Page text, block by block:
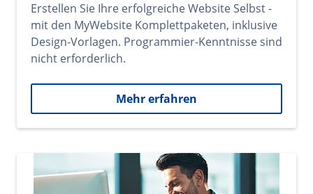
Erstellen Sie Ihre erfolgreiche Website Selbst -
mit den MyWebsite Komplettpaketen, inklusive
Design-Vorlagen. Programmier-Kenntnisse sind
nicht erforderlich.
Mehr erfahren